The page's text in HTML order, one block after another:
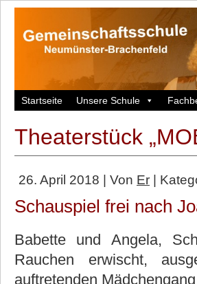
Startseite Unsere Schule
Theaterstück
26. April 2018 | Von Er |
Schauspiel frei nach
Babette und Angela,
Rauchen erwischt,
auftretenden